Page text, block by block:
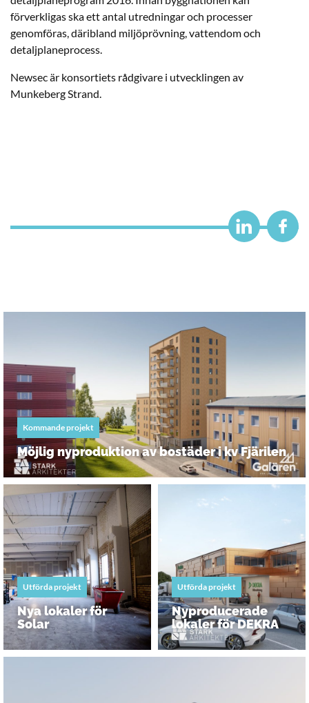
förverkligas ska ett antal utredningar och processer
genomföras, däribland miljöprövning, vattendom och
detaljplaneprocess.
Newsec är konsortiets rådgivare i utvecklingen av
Munkeberg Strand.
Kommande projekt
Möjlig nyproduktion av bostäder i kv Fjärilen
Utförda projekt
Nya lokaler för
Solar
Utförda projekt
Nyproducerade
lokaler för DEKRA